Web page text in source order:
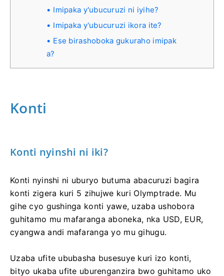
Imipaka y'ubucuruzi ni iyihe?
Imipaka y'ubucuruzi ikora ite?
Ese birashoboka gukuraho imipak
a?
Konti
Konti nyinshi ni iki?
Konti nyinshi ni uburyo butuma abacuruzi bagira
konti zigera kuri 5 zihujwe kuri Olymptrade. Mu
gihe cyo gushinga konti yawe, uzaba ushobora
guhitamo mu mafaranga aboneka, nka USD, EUR,
cyangwa andi mafaranga yo mu gihugu.
Uzaba ufite ububasha busesuye kuri izo konti,
bityo ukaba ufite uburenganzira bwo guhitamo uko